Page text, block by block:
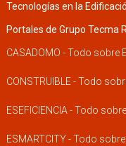
Tecnologías en la
Portales de Grupo Tecma
CASADOMO - Todo sobre
CONSTRUIBLE - Todo
ESEFICIENCIA - Todo
ESMARTCITY - Todo